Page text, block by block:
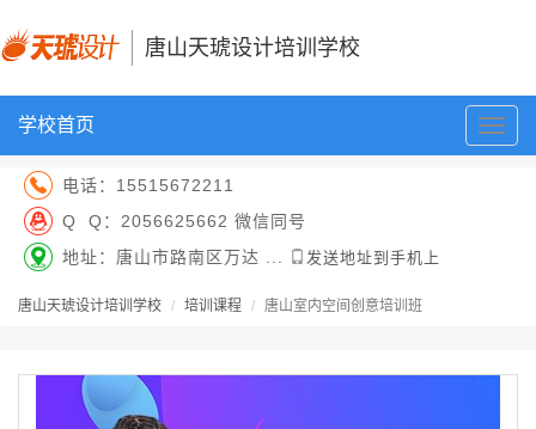
唐山天琥设计培训学校
切
换
学校首页
电话： 15515672211
Q Q： 2056625662 微信同号
地址：唐山市路南区万达 ...
发送地址到手机上
唐山天琥设计培训学校 培训课程 唐山室内空间创意培训班